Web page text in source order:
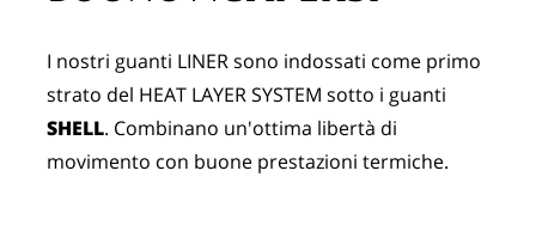
I nostri guanti LINER sono indossati come primo
SHELL. Combinano un'ottima libertà di
movimento con buone prestazioni termiche.